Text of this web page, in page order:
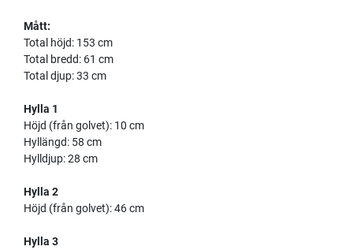
Mått:
Total höjd: 153 cm
Total bredd: 61 cm
Total djup: 33 cm
Hylla 1
Höjd (från golvet): 10 cm
Hyllängd: 58 cm
Hylldjup: 28 cm
Hylla 2
Höjd (från golvet): 46 cm
Hylla 3